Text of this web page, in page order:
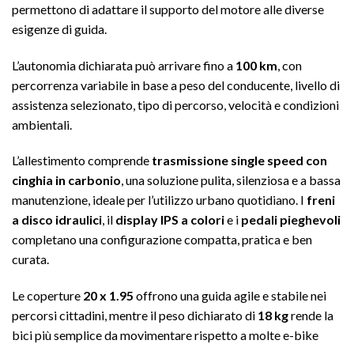
permettono di adattare il supporto del motore alle diverse
esigenze di guida.
L’autonomia dichiarata può arrivare fino a 100 km , con
percorrenza variabile in base a peso del conducente, livello di
assistenza selezionato, tipo di percorso, velocità e condizioni
ambientali.
L’allestimento comprende trasmissione single speed con
cinghia in carbonio, una soluzione pulita, silenziosa e a bassa
manutenzione, ideale per l’utilizzo urbano quotidiano. I freni
a disco idraulici, il display IPS a colorie i pedali pieghevoli
completano una configurazione compatta, pratica e ben
curata.
Le coperture 20 x 1.95 offrono una guida agile e stabile nei
percorsi cittadini, mentre il peso dichiarato di 18 kgrende la
bici più semplice da movimentare rispetto a molte e-bike